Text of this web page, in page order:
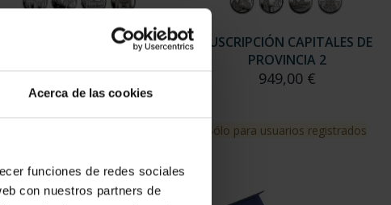
Acerca de las cookies
funciones de redes sociales
con nuestros partners de
SUSCRIPCIÓN CAPITALES DE
949,00 €
SUSCRIPCIÓN CAPITALES DE
PROVINCIA 2
949,00 €
Sólo para usuarios registrados